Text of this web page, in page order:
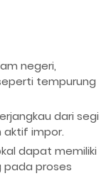
negeri,
tempurung
dari segi
aktif impor.
dapat memiliki
pada proses